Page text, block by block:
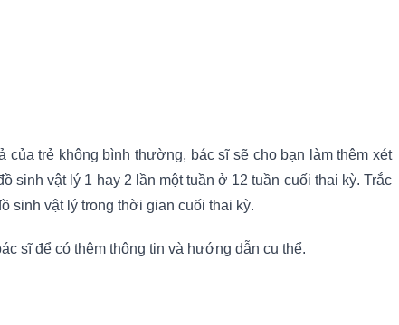
trẻ không bình thường, bác sĩ sẽ cho bạn làm thêm xét
sinh vật lý 1 hay 2 lần một tuần ở 12 tuần cuối thai kỳ. Trắc
sinh vật lý trong thời gian cuối thai kỳ.
sĩ để có thêm thông tin và hướng dẫn cụ thể.